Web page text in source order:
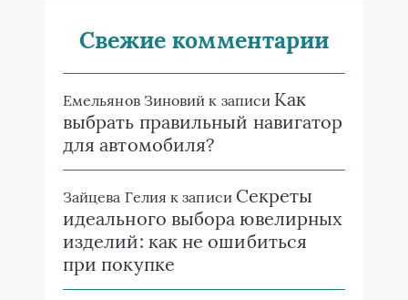
Свежие комментарии
Емельянов Зиновий к записи Как
выбрать правильный навигатор
для автомобиля?
Зайцева Гелия к записи Секреты
идеального выбора ювелирных
изделий: как не ошибиться
при покупке